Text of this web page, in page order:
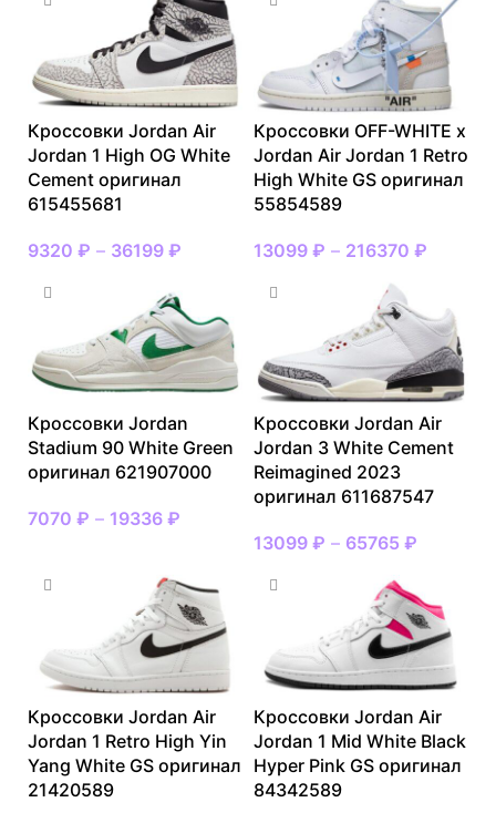
Кроссовки Jordan Air
Jordan 1 High OG White
Cement оригинал
615455681
9320 ₽ – 36199 ₽
Кроссовки OFF-WHITE x
Jordan Air Jordan 1 Retro
High White GS оригинал
55854589
13099 ₽ – 216370 ₽
Кроссовки Jordan
Stadium 90 White Green
оригинал 621907000
7070 ₽ – 19336 ₽
Кроссовки Jordan Air
Jordan 3 White Cement
Reimagined 2023
оригинал 611687547
13099 ₽ – 65765 ₽
Кроссовки Jordan Air
Jordan 1 Retro High Yin
Yang White GS оригинал
21420589
Кроссовки Jordan Air
Jordan 1 Mid White Black
Hyper Pink GS оригинал
84342589